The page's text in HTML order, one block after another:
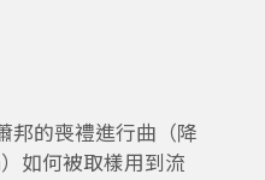
邦的喪禮進行曲（降
如何被取樣用到流